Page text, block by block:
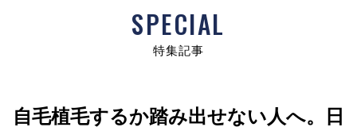
SPECIAL
特集記事
自毛植毛するか踏み出せない人へ。日